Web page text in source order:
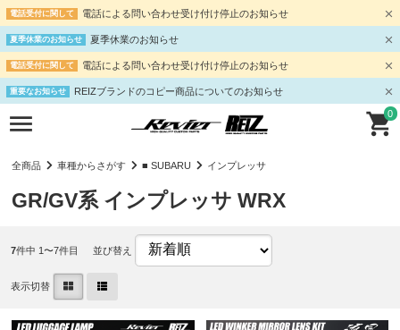
電話受付に関して 電話による問い合わせ受け付け停止のお知らせ
夏季休業のお知らせ 夏季休業のお知らせ
電話受付に関して 電話による問い合わせ受け付け停止のお知らせ
重要なお知らせ REIZブランドのコピー商品についてのお知らせ
0
全商品 車種からさがす ■ SUBARU インプレッサ
GR/GV系 インプレッサ WRX
7件中 1〜7件目 並び替え
表示切替